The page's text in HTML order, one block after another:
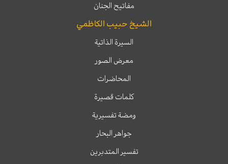
مفاتيح الجنان
الشيخ حبيب الكاظمي
السيرة الذاتية
معرض الصور
المحاضرات
كلمات قصيرة
ومضة تفسيرية
جواهر البحار
تفسير المتدبرين